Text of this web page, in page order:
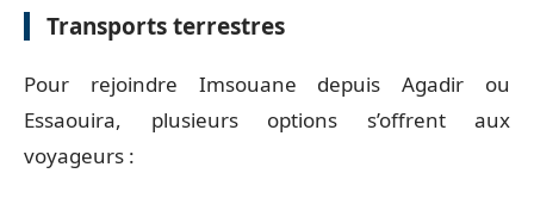
Transports terrestres
Pour rejoindre Imsouane depuis Agadir ou
Essaouira, plusieurs options s’offrent aux
voyageurs :